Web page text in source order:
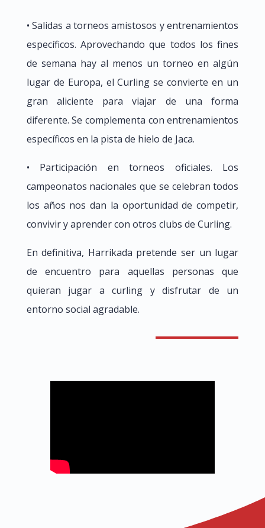
• Salidas a torneos amistosos y entrenamientos
específicos. Aprovechando que todos los fines
de semana hay al menos un torneo en algún
lugar de Europa, el Curling se convierte en un
gran aliciente para viajar de una forma
diferente. Se complementa con entrenamientos
específicos en la pista de hielo de Jaca.
• Participación en torneos oficiales. Los
campeonatos nacionales que se celebran todos
los años nos dan la oportunidad de competir,
convivir y aprender con otros clubs de Curling.
En definitiva, Harrikada pretende ser un lugar
de encuentro para aquellas personas que
quieran jugar a curling y disfrutar de un
entorno social agradable.